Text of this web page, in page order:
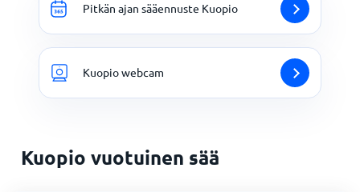
Pitkän ajan sääennuste Kuopio
Kuopio webcam
Kuopio vuotuinen sää